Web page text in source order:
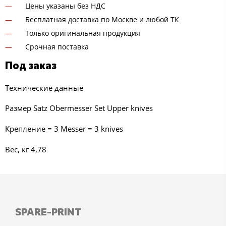
Цены указаны без НДС
Бесплатная доставка по Москве и любой ТК
Только оригинальная продукция
Срочная поставка
Под заказ
Технические данные
Размер Satz Obermesser Set Upper knives
Крепление = 3 Messer = 3 knives
Вес, кг 4,78
SPARE-PRINT